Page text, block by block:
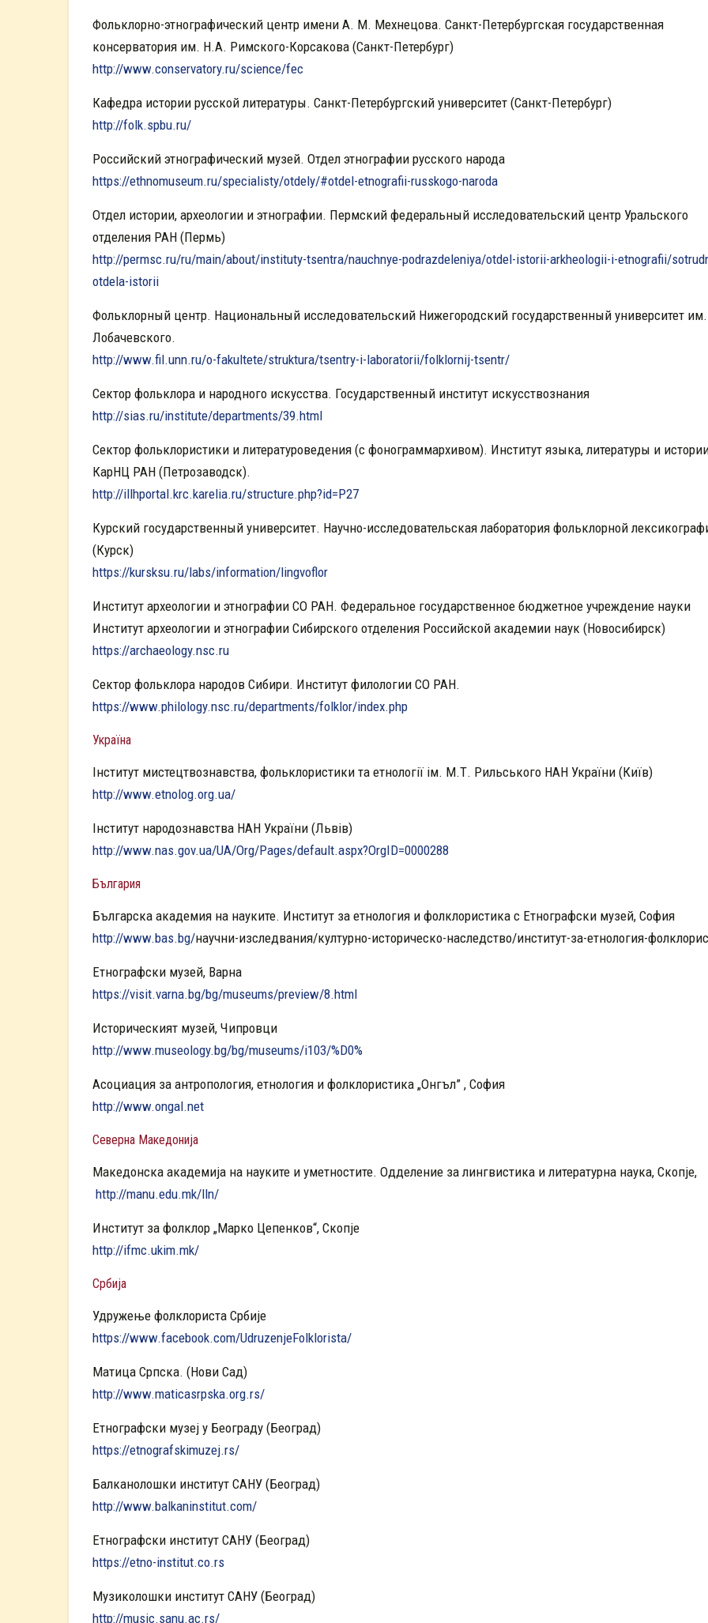
Фольклорно-этнографический центр имени А. М. Мехнецова. Санкт-Петербургская государственная
консерватория им. Н.А. Римского-Корсакова (Санкт-Петербург)
http://www.conservatory.ru/science/fec
Кафедра истории русской литературы. Санкт-Петербургский университет (Санкт-Петербург)
http://folk.spbu.ru/
Российский этнографический музей. Отдел этнографии русского народа
https://ethnomuseum.ru/specialisty/otdely/#otdel-etnografii-russkogo-naroda
Отдел истории, археологии и этнографии. Пермский федеральный исследовательский центр Уральского
отделения РАН (Пермь)
http://permsc.ru/ru/main/about/instituty-tsentra/nauchnye-podrazdeleniya/otdel-istorii-arkheologii-i-etnografii/
otdela-istorii
Фольклорный центр. Национальный исследовательский Нижегородский государственный университет
Лобачевского.
http://www.fil.unn.ru/o-fakultete/struktura/tsentry-i-laboratorii/folklornij-tsentr/
Сектор фольклора и народного искусства. Государственный институт искусствознания
http://sias.ru/institute/departments/39.html
Сектор фольклористики и литературоведения (с фонограммархивом). Институт языка, литературы и
КарНЦ РАН (Петрозаводск).
http://illhportal.krc.karelia.ru/structure.php?id=P27
Курский государственный университет. Научно-исследовательская лаборатория фольклорной
(Курск)
https://kursksu.ru/labs/information/lingvoflor
Институт археологии и этнографии СО РАН. Федеральное государственное бюджетное учреждение науки
Институт археологии и этнографии Сибирского отделения Российской академии наук (Новосибирск)
https://archaeology.nsc.ru
Сектор фольклора народов Сибири. Институт филологии СО РАН.
https://www.philology.nsc.ru/departments/folklor/index.php
Україна
Інститут мистецтвознавства, фольклористики та етнології ім. М.Т. Рильського НАН України (Київ)
http://www.etnolog.org.ua/
Інститут народознавства НАН України (Львів)
http://www.nas.gov.ua/UA/Org/Pages/default.aspx?OrgID=0000288
България
Българска академия на науките. Институт за етнология и фолклористика с Етнографски музей, София
http://www.bas.bg/научни-изследвания/културно-историческо-наследство/институт-за-етнология-
Етнoграфски музей, Варна
https://visit.varna.bg/bg/museums/preview/8.html
Историческият музей, Чипровци
http://www.museology.bg/bg/museums/i103/%D0%
Асоциация за антропология, етнология и фолклористика „Онгъл” , София
http://www.ongal.net
Северна Македонија
Македонска академија на науките и уметностите. Одделение за лингвистика и литературна наука, Скопје,
http://manu.edu.mk/lln/
Институт за фолклор „Марко Цепенков“, Скопје
http://ifmc.ukim.mk/
Србија
Удружење фолклориста Србије
https://www.facebook.com/UdruzenjeFolklorista/
Матица Српска. (Нови Сад)
http://www.maticasrpska.org.rs/
Етнографски музеј у Београду (Београд)
https://etnografskimuzej.rs/
Балканолошки институт САНУ (Београд)
http://www.balkaninstitut.com/
Етнографски институт САНУ (Београд)
https://etno-institut.co.rs
Музиколошки институт САНУ (Београд)
http://music.sanu.ac.rs/